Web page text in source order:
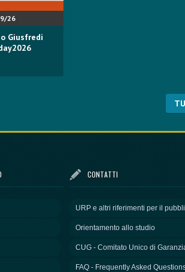
26
Giusfredi
CONTATTI
URP e altri riferimenti per il
Orientamento allo studio
CUG - Comitato Unico di
FAQ - Frequently Asked